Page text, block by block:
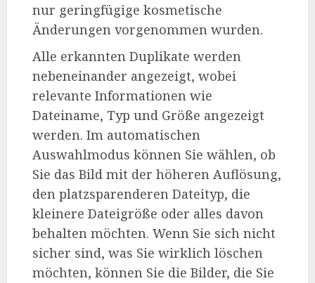
nur geringfügige kosmetische
Änderungen vorgenommen wurden.
Alle erkannten Duplikate werden
nebeneinander angezeigt, wobei
relevante Informationen wie
Dateiname, Typ und Größe angezeigt
werden. Im automatischen
Auswahlmodus können Sie wählen, ob
Sie das Bild mit der höheren Auflösung,
den platzsparenderen Dateityp, die
kleinere Dateigröße oder alles davon
behalten möchten. Wenn Sie sich nicht
sicher sind, was Sie wirklich löschen
möchten, können Sie die Bilder, die Sie